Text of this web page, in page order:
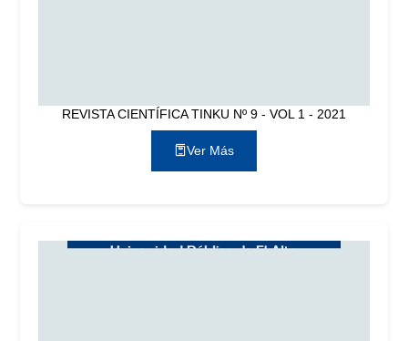
REVISTA CIENTÍFICA TINKU Nº 9 - VOL 1 - 2021
Ver Más